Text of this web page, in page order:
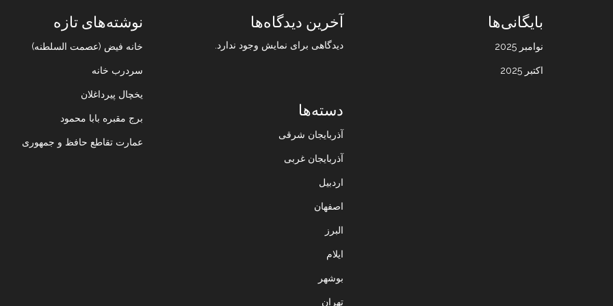
نوشته‌های تازه
خانه فیض (عصمت السلطنه)
سردرب خانه
یخچال پیرداغلان
برج مقبره بابا محمود
عمارت تقاطع حافظ و جمهوری
آخرین دیدگاه‌ها
دیدگاهی برای نمایش وجود ندارد.
بایگانی‌ها
نوامبر 2025
اکتبر 2025
دسته‌ها
آذربایجان شرقی
آذربایجان غربی
اردبیل
اصفهان
البرز
ایلام
بوشهر
تهران